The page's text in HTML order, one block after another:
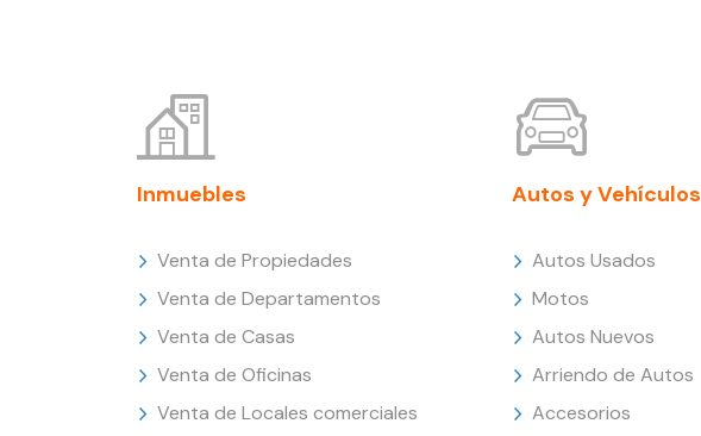
Inmuebles
Venta de Propiedades
Venta de Departamentos
Venta de Casas
Venta de Oficinas
Venta de Locales comerciales
Autos y Vehículos
Autos Usados
Motos
Autos Nuevos
Arriendo de Autos
Accesorios